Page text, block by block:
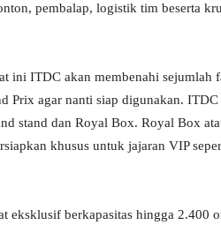
pembalap, logistik tim beserta
ini ITDC akan membenahi sejumlah
Prix agar nanti siap digunakan.
stand dan Royal Box. Royal Box
khusus untuk jajaran VIP
eksklusif berkapasitas hingga 2.400